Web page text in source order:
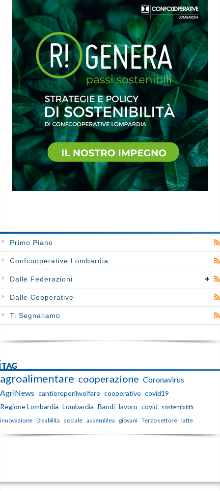
Primo Piano
Confcooperative Lombardia
Dalle Federazioni
Dalle Cooperative
Ti Segnaliamo
iTAG
agroalimentare cooperazione Coronavirus
AgriNews cantiereperilwelfare cooperative covid19
Regione Lombardia Lombardia Bandi lavoro covid
sostenibilità
innovazione Disabilità sociale assemblea giovani Terzo settore latte